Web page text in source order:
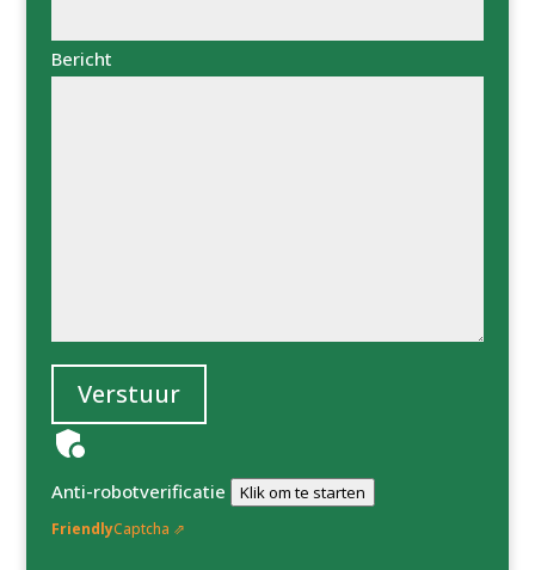
Bericht
Verstuur
Anti-robotverificatie Klik om te starten
FriendlyCaptcha ⇗